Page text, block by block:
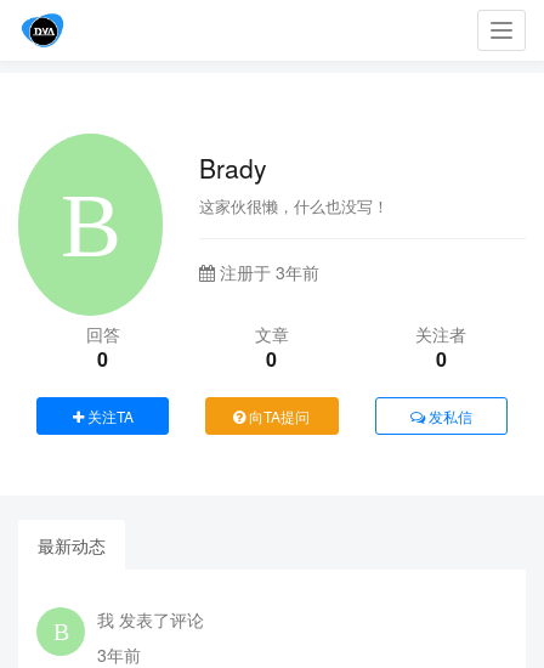
Brady
这家伙很懒，什么也没写！
注册于 3年前
回答
0
文章
0
关注者
0
关注TA 向TA提问 发私信
最新动态
我 发表了评论
3年前